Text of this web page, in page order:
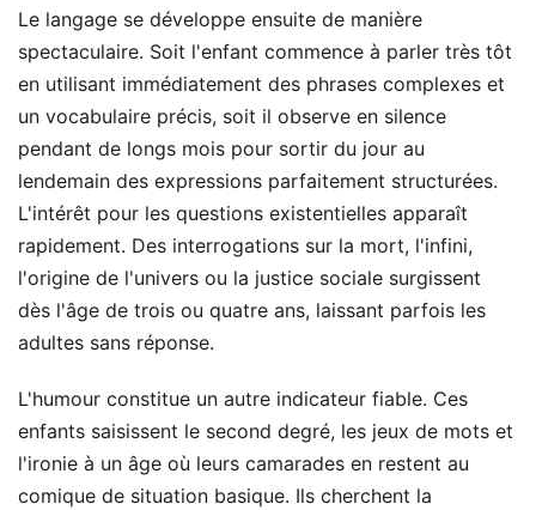
Le langage se développe ensuite de manière
spectaculaire. Soit l'enfant commence à parler très tôt
en utilisant immédiatement des phrases complexes et
un vocabulaire précis, soit il observe en silence
pendant de longs mois pour sortir du jour au
lendemain des expressions parfaitement structurées.
L'intérêt pour les questions existentielles apparaît
rapidement. Des interrogations sur la mort, l'infini,
l'origine de l'univers ou la justice sociale surgissent
dès l'âge de trois ou quatre ans, laissant parfois les
adultes sans réponse.
L'humour constitue un autre indicateur fiable. Ces
enfants saisissent le second degré, les jeux de mots et
l'ironie à un âge où leurs camarades en restent au
comique de situation basique. Ils cherchent la